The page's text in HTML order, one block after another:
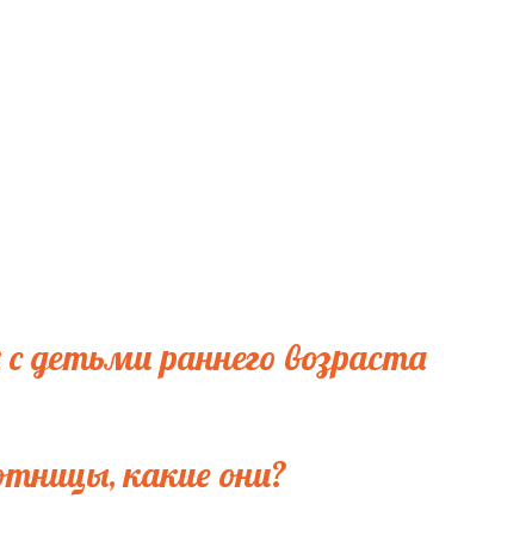
детьми раннего возраста
какие они?